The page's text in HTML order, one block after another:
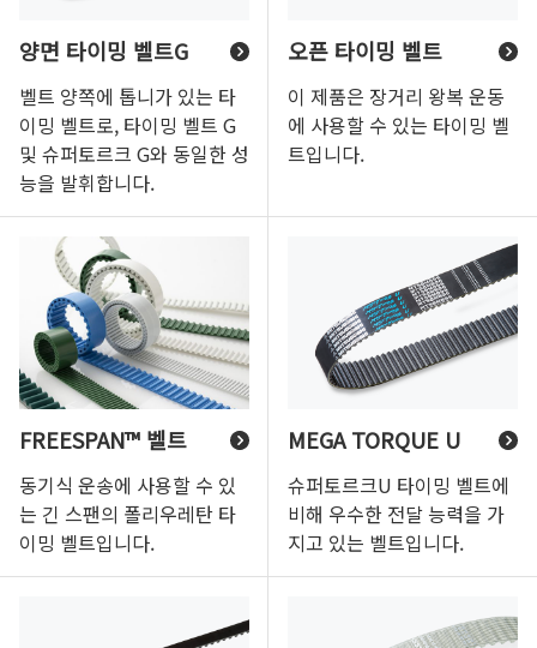
양면 타이밍 벨트G
벨트 양쪽에 톱니가 있는 타
이밍 벨트로, 타이밍 벨트 G
및 슈퍼토르크 G와 동일한 성
능을 발휘합니다.
오픈 타이밍 벨트
이 제품은 장거리 왕복 운동
에 사용할 수 있는 타이밍 벨
트입니다.
FREESPAN™ 벨트
동기식 운송에 사용할 수 있
는 긴 스팬의 폴리우레탄 타
이밍 벨트입니다.
MEGA TORQUE U
슈퍼토르크U 타이밍 벨트에
비해 우수한 전달 능력을 가
지고 있는 벨트입니다.